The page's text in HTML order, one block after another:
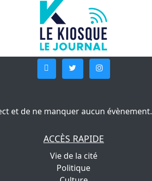
et de ne manquer aucun évènement.
ACCÈS RAPIDE
Vie de la cité
Politique